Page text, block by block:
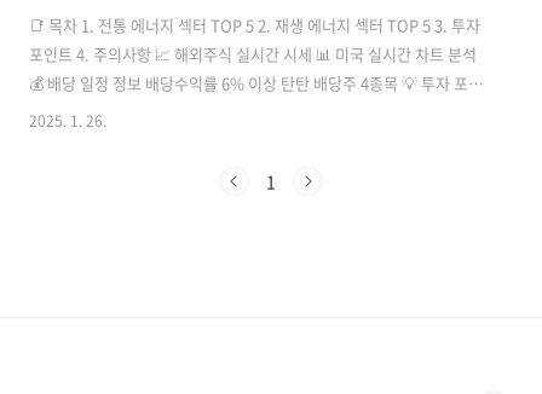
📑 목차 1. 전통 에너지 섹터 TOP 5 2. 재생 에너지 섹터 TOP 5 3. 투자
포인트 4. 주의사항 📈 해외주식 실시간 시세 📊 미국 실시간 차트 분석
💰 배당 일정 정보 배당수익률 6% 이상 탄탄 배당주 4종목 💡 투자 포인
트 40년 이상의 배당 성장 기록 보유 미국 국가 전략과 연계된 안정적 성
2025. 1. 26.
1